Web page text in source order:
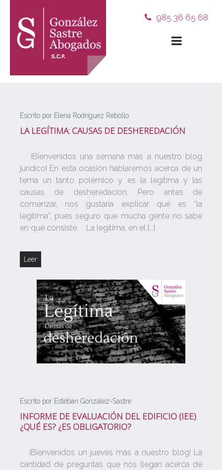
985 36 65 68
Escrito por Elena Rodríguez Rebollo
LA LEGÍTIMA: CAUSAS DE DESHEREDACIÓN
¡Bienvenidos una semana más a nuestro blog
jurídico! En esta ocasión hablaremos acerca de un
tema un tanto polémico y es la legítima y las
causas de desheredación. Pero antes de
comenzar, nos gustaría explicar qué es “la
legítima”, pues seguro que mucha gente no sabe
en qué consiste. La legítima, en el […]
Leer
Escrito por Esteban González-Sastre
INFORME DE EVALUACIÓN DEL EDIFICIO (IEE)
¿QUÉ ES? ¿ES OBLIGATORIO?
¡Bienvenidos un jueves más a nuestro blog! La
cantidad de preguntas que nos llegan acerca de